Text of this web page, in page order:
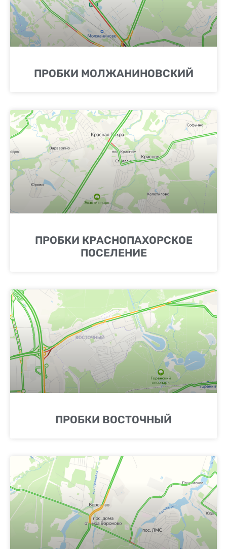
ПРОБКИ МОЛЖАНИНОВСКИЙ
ПРОБКИ КРАСНОПАХОРСКОЕ
ПОСЕЛЕНИЕ
ПРОБКИ ВОСТОЧНЫЙ